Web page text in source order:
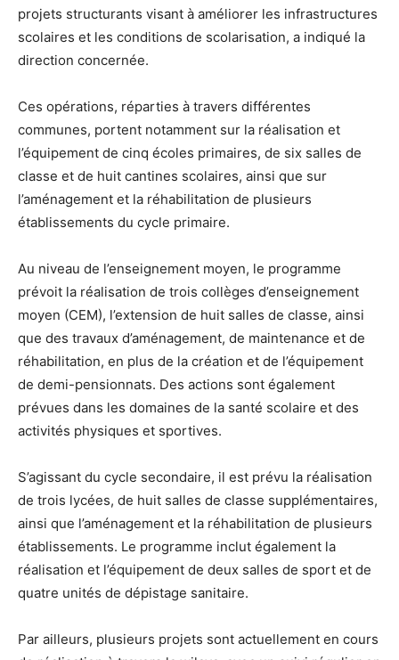
projets structurants visant à améliorer les infrastructures
scolaires et les conditions de scolarisation, a indiqué la
direction concernée.
Ces opérations, réparties à travers différentes
communes, portent notamment sur la réalisation et
l’équipement de cinq écoles primaires, de six salles de
classe et de huit cantines scolaires, ainsi que sur
l’aménagement et la réhabilitation de plusieurs
établissements du cycle primaire.
Au niveau de l’enseignement moyen, le programme
prévoit la réalisation de trois collèges d’enseignement
moyen (CEM), l’extension de huit salles de classe, ainsi
que des travaux d’aménagement, de maintenance et de
réhabilitation, en plus de la création et de l’équipement
de demi-pensionnats. Des actions sont également
prévues dans les domaines de la santé scolaire et des
activités physiques et sportives.
S’agissant du cycle secondaire, il est prévu la réalisation
de trois lycées, de huit salles de classe supplémentaires,
ainsi que l’aménagement et la réhabilitation de plusieurs
établissements. Le programme inclut également la
réalisation et l’équipement de deux salles de sport et de
quatre unités de dépistage sanitaire.
Par ailleurs, plusieurs projets sont actuellement en cours